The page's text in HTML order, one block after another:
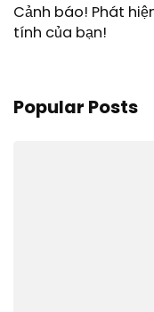
Cảnh báo! Phát
tính của bạn!
Popular Posts